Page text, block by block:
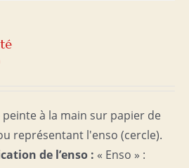
à la main sur papier de
représentant l'enso (cercle).
de l’enso : « Enso » :